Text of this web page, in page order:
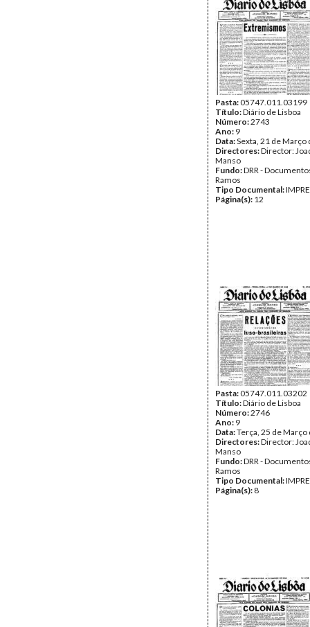
Pasta:05747.011.03199
Título:Diário de Lisboa
Número:2743
Ano: 9
Data:Sexta, 21 de Março
Directores:Director:
Manso
Fundo:DRR -
Ramos
Tipo Documental:
Página(s): 12
Pasta:05747.011.03202
Título:Diário de Lisboa
Número:2746
Ano: 9
Data:Terça, 25 de Março
Directores:Director:
Manso
Fundo:DRR -
Ramos
Tipo Documental:
Página(s): 8